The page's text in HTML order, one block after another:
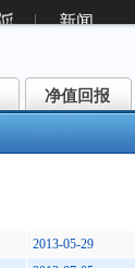
净值回报
净值回报
2013-05-29